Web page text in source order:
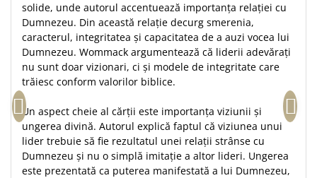
Contemporaneitate
Devotional
Diverse
Lupta Spirituala
Schimbarea caracterului
Slujire
Suferinta
Viata din belsug
Viata de zi cu zi
solide, unde autorul accentuează importanța relației cu
Dumnezeu. Din această relație decurg smerenia,
caracterul, integritatea și capacitatea de a auzi vocea lui
Dumnezeu. Wommack argumentează că liderii adevărați
nu sunt doar vizionari, ci și modele de integritate care
trăiesc conform valorilor biblice.
Un aspect cheie al cărții este importanța viziunii și
ungerea divină. Autorul explică faptul că viziunea unui
lider trebuie să fie rezultatul unei relații strânse cu
Dumnezeu și nu o simplă imitație a altor lideri. Ungerea
este prezentată ca puterea manifestată a lui Dumnezeu,